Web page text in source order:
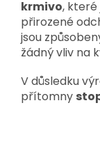
krmivo, které
přirozené
jsou
žádný vliv na
V důsledku
přítomny